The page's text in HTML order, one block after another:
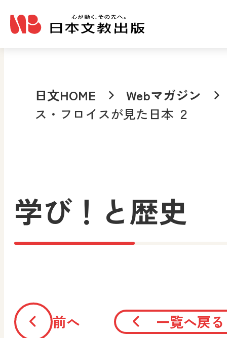
日文HOME
Webマガジン
ス・フロイスが見た日本 ２
学び！と歴史
前へ 一覧へ戻る